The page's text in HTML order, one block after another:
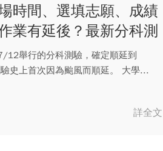
時間、選填志願、成績
業有延後？最新分科測
舉行的分科測驗，確定順延到
史上首次因為颱風而順延。 大學...
詳全文